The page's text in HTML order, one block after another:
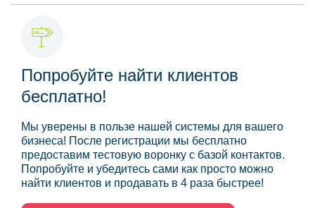
Попробуйте найти клиентов
бесплатно!
Мы уверены в пользе нашей системы для вашего
бизнеса! После регистрации мы бесплатно
предоставим тестовую воронку с базой контактов.
Попробуйте и убедитесь сами как просто можно
найти клиентов и продавать в 4 раза быстрее!